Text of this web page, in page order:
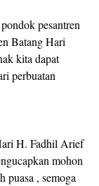
pesantren
Batang Hari
kita dapat
perbuatan
H. Fadhil Arief
mohon
puasa , semoga